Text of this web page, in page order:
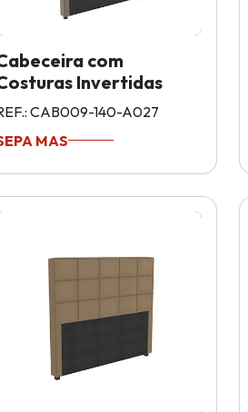
com
Invertidas
CAB009-140-A027
MAS